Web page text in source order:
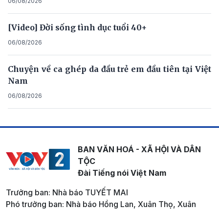
[Video] Đời sống tình dục tuổi 40+
06/08/2026
Chuyện về ca ghép da đầu trẻ em đầu tiên tại Việt
Nam
06/08/2026
BAN VĂN HOÁ - XÃ HỘI VÀ DÂN
TỘC
Đài Tiếng nói Việt Nam
Trưởng ban: Nhà báo TUYẾT MAI
Phó trưởng ban: Nhà báo Hồng Lan, Xuân Thọ, Xuân